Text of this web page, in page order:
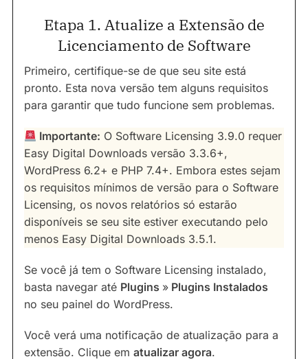
Etapa 1. Atualize a Extensão de
Licenciamento de Software
Primeiro, certifique-se de que seu site está
pronto. Esta nova versão tem alguns requisitos
para garantir que tudo funcione sem problemas.
Importante: O Software Licensing 3.9.0 requer
Easy Digital Downloads versão 3.3.6+,
WordPress 6.2+ e PHP 7.4+. Embora estes sejam
os requisitos mínimos de versão para o Software
Licensing, os novos relatórios só estarão
disponíveis se seu site estiver executando pelo
menos Easy Digital Downloads 3.5.1.
Se você já tem o Software Licensing instalado,
basta navegar até Plugins » Plugins Instalados
no seu painel do WordPress.
Você verá uma notificação de atualização para a
extensão. Clique em atualizar agora.